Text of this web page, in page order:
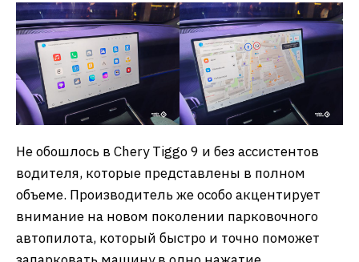
Не обошлось в Chery Tiggo 9 и без ассистентов
водителя, которые представлены в полном
объеме. Производитель же особо акцентирует
внимание на новом поколении парковочного
автопилота, который быстро и точно поможет